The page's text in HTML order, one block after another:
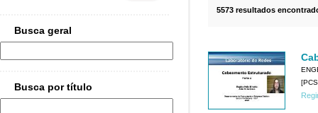
Busca geral
Busca por título
5573 resultados